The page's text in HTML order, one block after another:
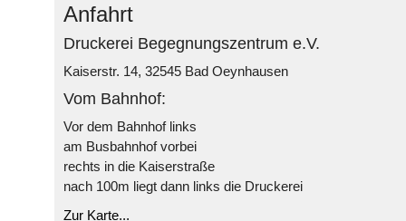
Anfahrt
Druckerei Begegnungszentrum e.V.
Kaiserstr. 14, 32545 Bad Oeynhausen
Vom Bahnhof:
Vor dem Bahnhof links
am Busbahnhof vorbei
rechts in die Kaiserstraße
nach 100m liegt dann links die Druckerei
Zur Karte...